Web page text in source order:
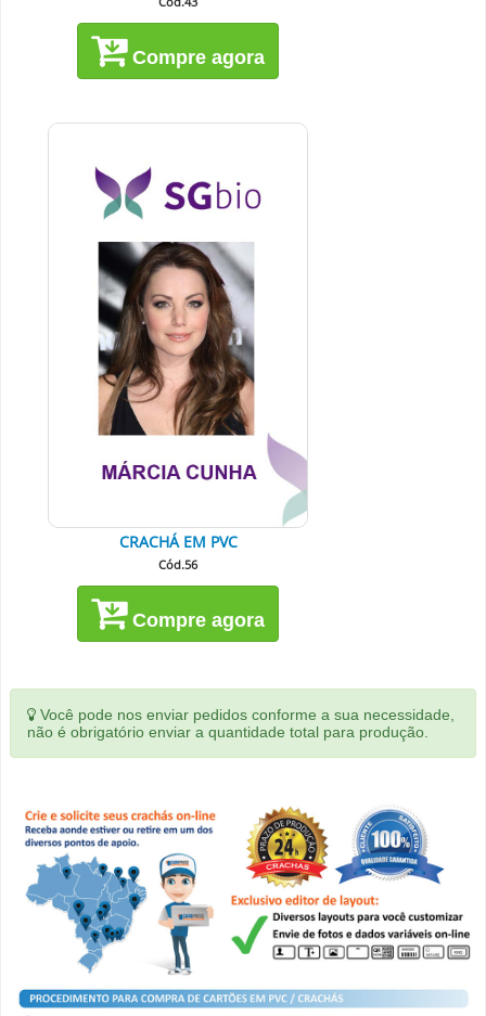
Compre agora
CRACHÁ EM PVC
Cód.56
Compre agora
Você pode nos enviar pedidos conforme a sua necessidade,
não é obrigatório enviar a quantidade total para produção.